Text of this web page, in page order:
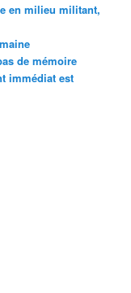
en milieu militant,
de mémoire
immédiat est